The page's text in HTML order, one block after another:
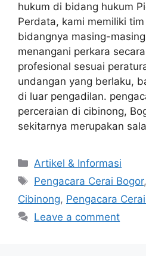
hukum di bidang hukum
Perdata, kami memiliki
bidangnya masing-
menangani perkara
profesional sesuai
undangan yang berlaku,
di luar pengadilan.
perceraian di cibinong,
sekitarnya merupakan
Artikel & Informasi
Pengacara Cerai Bogor,
Cibinong, Pengacara
Leave a comment